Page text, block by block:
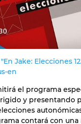
"En Jake: Elecciones
en
el programa
y presentando
contará con una